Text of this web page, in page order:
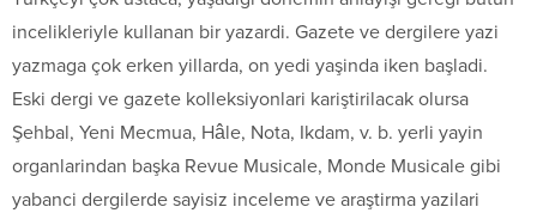
incelikleriyle kullanan bir yazardi. Gazete ve dergilere yazi
yazmaga çok erken yillarda, on yedi yaşinda iken başladi.
Eski dergi ve gazete kolleksiyonlari kariştirilacak olursa
Şehbal, Yeni Mecmua, Hâle, Nota, Ikdam, v. b. yerli yayin
organlarindan başka Revue Musicale, Monde Musicale gibi
yabanci dergilerde sayisiz inceleme ve araştirma yazilari